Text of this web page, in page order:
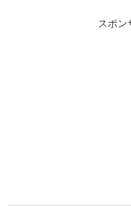
スポン